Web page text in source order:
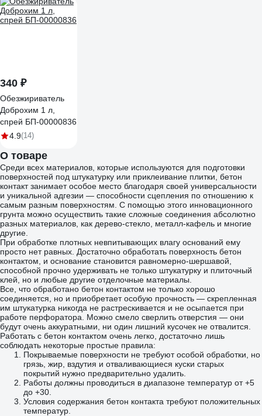
340 ₽
Обезжириватель
Доброхим 1 л,
спрей БП-00000836
4.9(14)
О товаре
Среди всех материалов, которые используются для подготовки
поверхностей под штукатурку или приклеивание плитки, бетон
контакт занимает особое место благодаря своей универсальности
и уникальной адгезии — способности сцепления по отношению к
самым разным поверхностям. С помощью этого инновационного
грунта можно осуществить такие сложные соединения абсолютно
разных материалов, как дерево-стекло, металл-кафель и многие
другие.
При обработке плотных невпитывающих влагу оснований ему
просто нет равных. Достаточно обработать поверхность бетон
контактом, и основание становится равномерно-шершавой,
способной прочно удерживать не только штукатурку и плиточный
клей, но и любые другие отделочные материалы.
Все, что обработано бетон контактом не только хорошо
соединяется, но и приобретает особую прочность — скрепленная
им штукатурка никогда не растрескивается и не осыпается при
работе перфоратора. Можно смело сверлить отверстия — они
будут очень аккуратными, ни один лишний кусочек не отвалится.
Работать с бетон контактом очень легко, достаточно лишь
соблюдать некоторые простые правила:
Покрываемые поверхности не требуют особой обработки, но
грязь, жир, вздутия и отваливающиеся куски старых
покрытий нужно предварительно удалить.
Работы должны проводиться в диапазоне температур от +5
до +30.
Условия содержания бетон контакта требуют положительных
температур.